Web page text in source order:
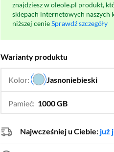
znajdziesz w oleole.pl produkt,
sklepach internetowych
niższej cenieSprawdź szczegóły
Warianty produktu
Kolor: Jasnoniebieski
Pamieć: 1000 GB
Najwcześniej u Ciebie: już